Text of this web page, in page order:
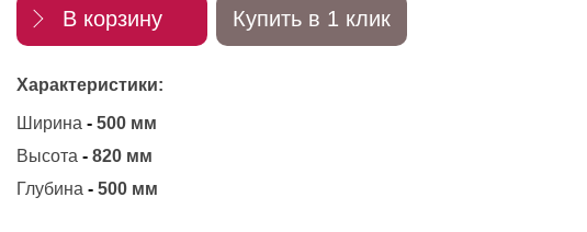
В корзину Купить в 1 клик
Характеристики:
Ширина - 500 мм
Высота - 820 мм
Глубина - 500 мм